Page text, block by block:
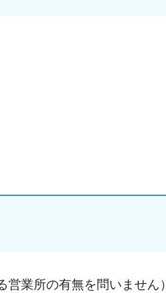
業所の有無を問いません